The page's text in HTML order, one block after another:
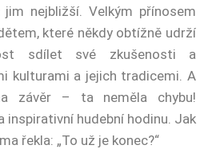
jim nejbližší. Velkým přínosem
které někdy obtížně udrží
sdílet své zkušenosti a
kulturami a jejich tradicemi. A
závěr – ta neměla chybu!
inspirativní hudební hodinu. Jak
řekla: „To už je konec?“